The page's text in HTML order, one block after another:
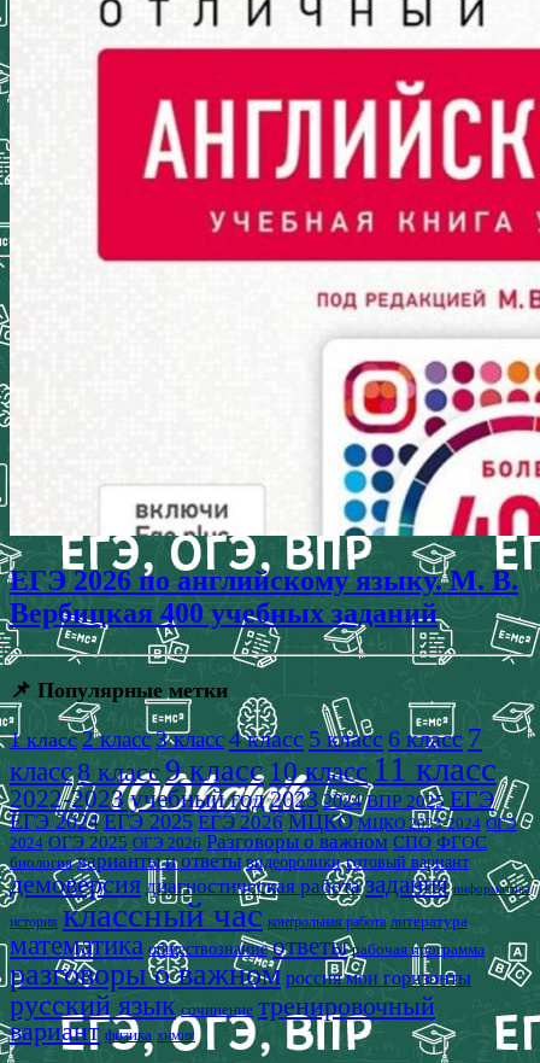
ЕГЭ 2026 по английскому языку. М. В.
Вербицкая 400 учебных заданий
📌 Популярные метки
1 класс 2 класс3 класс4 класс 5 класс 6 класс 7
класс8 класс9 класс 10 класс 11 класс
2022-2023 учебный год2023 2024 ВПР 2025 ЕГЭ
ЕГЭ 2024 ЕГЭ 2025 ЕГЭ 2026 МЦКО МЦКО 2023-2024 ОГЭ
2024 ОГЭ 2025 ОГЭ 2026 Разговоры о важном СПО ФГОС
биология варианты и ответы видеоролики готовый вариант
демоверсия диагностическая работа задания информатика
история классный час контрольная работа литература
математика обществознание ответы рабочая программа
разговоры о важном россия мои горизонты
русский язык сочинение тренировочный
вариант физика химия